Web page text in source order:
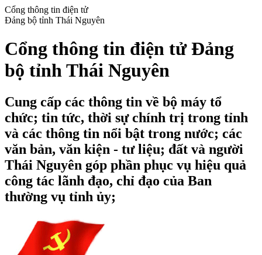
Cổng thông tin điện tử
Đảng bộ tỉnh Thái Nguyên
Cổng thông tin điện tử Đảng
bộ tỉnh Thái Nguyên
Cung cấp các thông tin về bộ máy tổ
chức; tin tức, thời sự chính trị trong tỉnh
và các thông tin nổi bật trong nước; các
văn bản, văn kiện - tư liệu; đất và người
Thái Nguyên góp phần phục vụ hiệu quả
công tác lãnh đạo, chỉ đạo của Ban
thường vụ tỉnh ủy;